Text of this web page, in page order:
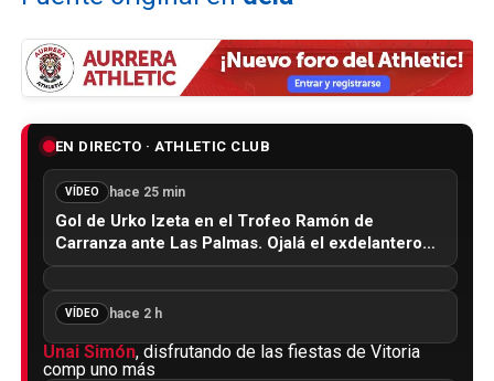
EN DIRECTO · ATHLETIC CLUB
VÍDEO hace 25 min
Gol de Urko Izeta en el Trofeo Ramón de
Carranza ante Las Palmas. Ojalá el exdelantero…
VÍDEO hace 2 h
Unai Simón, disfrutando de las fiestas de Vitoria
comp uno más